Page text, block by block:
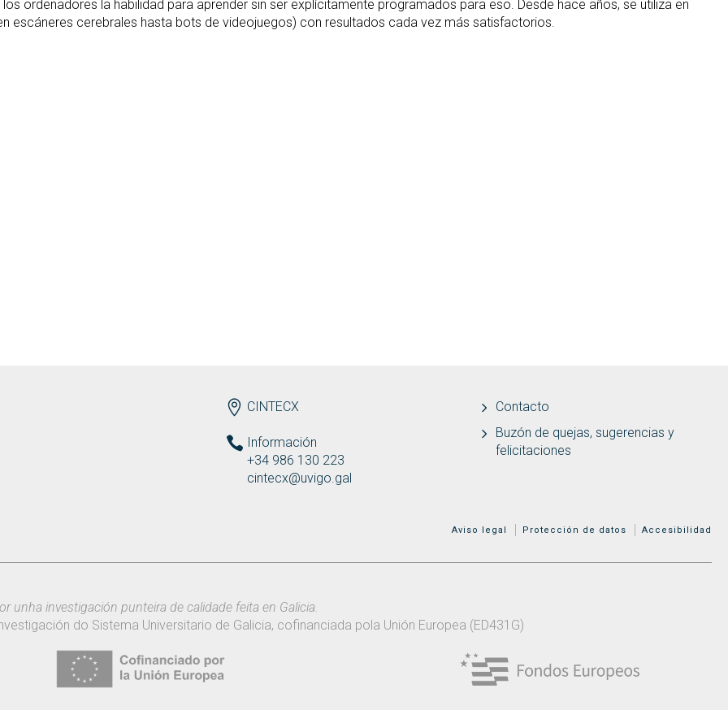
ordenadores la habilidad para aprender sin ser explícitamente programados para eso. Desde hace años, se utiliza en
escáneres cerebrales hasta bots de videojuegos) con resultados cada vez más satisfactorios.
ENDEREZO ES
CINTECX
Información
+34 986 130 223
cintecx@uvigo.gal
Contacto
Buzón de quejas, sugerencias y
felicitaciones
MENÚ ADICIONAL
Aviso legal Protección de datos Accesibilidad
unha investigación punteira de calidade feita en Galicia.
do Sistema Universitario de Galicia, cofinanciada pola Unión Europea (ED431G)